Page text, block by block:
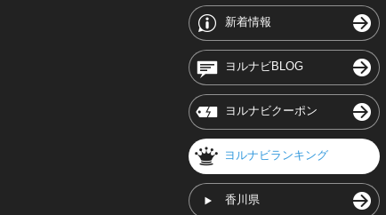
新着情報
ヨルナビBLOG
ヨルナビクーポン
ヨルナビランキング
香川県